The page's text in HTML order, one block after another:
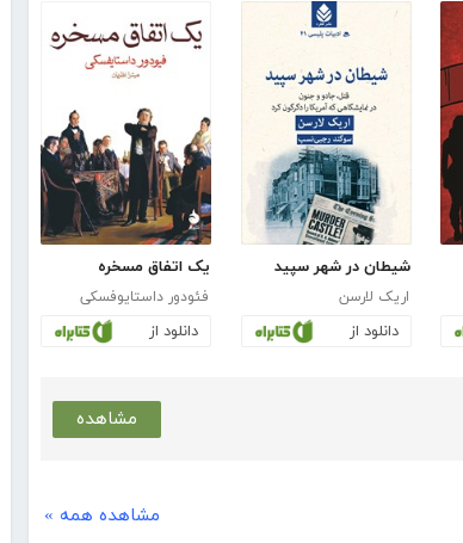
شیطان در شهر سپید
اریک لارسن
دانلود از
یک اتفاق مسخره
فئودور داستایوفسکی
دانلود از
مشاهده
مشاهده همه »